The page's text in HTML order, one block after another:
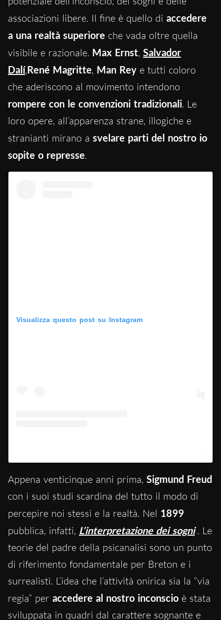
associazioni libere. Il fine è quello di accedere
a una realtà superiore che vada oltre quella
visibile e razionale. Max Ernst, Salvador
Dalí,René Magritte, Man Rey e tutti coloro
che aderiscono al movimento intendono
rompere con le convenzioni tradizionali. Le
loro opere, all’apparenza strane, illogiche e
stranianti mirano a svelare parti del nostro io
sopite o represse.
Visualizza questo post su Instagram
Appena venticinque anni prima, Sigmund Freud
con i suoi studi scardina del tutto il modo di
percepire noi stessi e la realtà. Nel 1899
pubblica, infatti, L’interpretazione dei sogni . Le
teorie del padre della psicanalisi sono un punto
di riferimento fondamentale per Breton e i
surrealisti. L’idea che l’attività onirica sia la “via
regia” per accedere al nostro inconscio è stata
sviluppata in quadri dal carattere sognante e